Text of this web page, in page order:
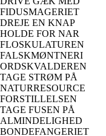
FIDUSMAGERIET
DREJE EN KNAP
HOLDE FOR NAR
FLOSKULATUREN
FALSKMØNTNERI
ORDSKVALDEREN
TAGE STRØM PÅ
NATURRESOURCE
FORSTILLELSEN
TAGE FUSEN PÅ
ALMINDELIGHED
BONDEFANGERIET